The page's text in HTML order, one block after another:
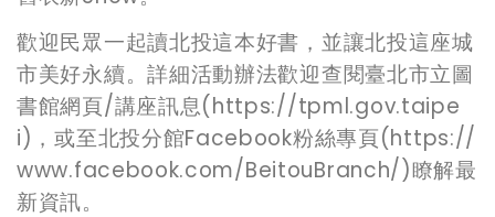
歡迎民眾一起讀北投這本好書，並讓北投這座城
市美好永續。詳細活動辦法歡迎查閱臺北市立圖
書館網頁/講座訊息(https://tpml.gov.taipe
i)，或至北投分館Facebook粉絲專頁(https://
www.facebook.com/BeitouBranch/)瞭解最
新資訊。